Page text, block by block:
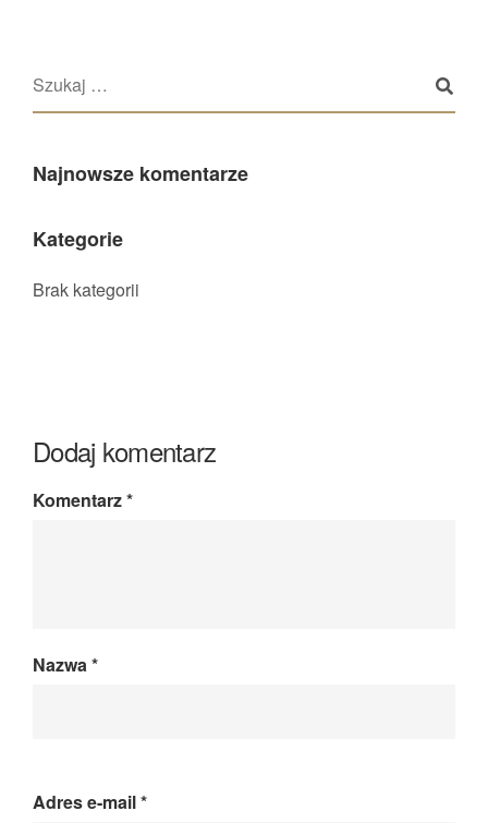
Najnowsze komentarze
Kategorie
Brak kategorii
Dodaj komentarz
Komentarz*
Nazwa*
Adres e-mail*